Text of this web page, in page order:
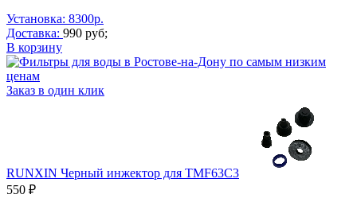
Установка: 8300р.
Доставка: 990 руб;
В корзину
Заказ в один клик
RUNXIN Черный инжектор для TMF63C3
550 ₽